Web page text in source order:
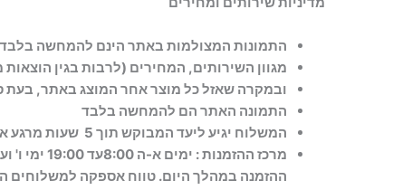
התמונות המצולמות באתר הינם להמחשה בלבד
מגוון השירותים, המחירים (לרבות בגין
ובמקרה שאזל כל מוצר אחר המוצג באתר, בעת
התמונה האתר הם להמחשה בלבד
המשלוח יגיע ליעד המבוקש תוך 5 שעות מרגע אישור ההזמנה. בתנאי שבוצעה בשעות פעילות,
ההזמנה במהלך היום. טווח אספקה למשלוחים החל משעה 9:00